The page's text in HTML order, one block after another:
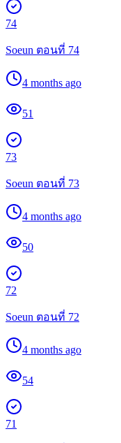
74
Soeun ตอนที่ 74
4 months ago
51
73
Soeun ตอนที่ 73
4 months ago
50
72
Soeun ตอนที่ 72
4 months ago
54
71